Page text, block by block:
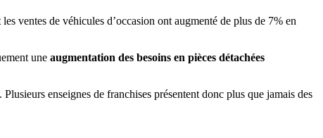
ventes de véhicules d’occasion ont augmenté de plus de 7% en
une augmentation des besoins en pièces détachées
enseignes de franchises présentent donc plus que jamais des